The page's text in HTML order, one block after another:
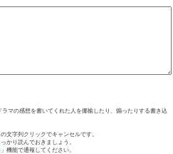
マの感想を書いてくれた人を揶揄したり、煽ったりする書き込
文字列クリックでキャンセルです。
っかり読んでおきましょう。
」機能で通報してください。